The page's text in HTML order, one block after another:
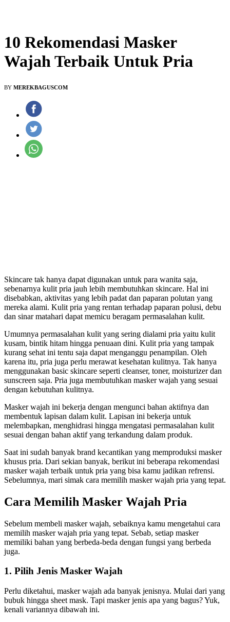
10 Rekomendasi Masker
Wajah Terbaik Untuk Pria
BY MEREKBAGUSCOM
Skincare tak hanya dapat digunakan untuk para wanita saja,
sebenarnya kulit pria jauh lebih membutuhkan skincare. Hal ini
disebabkan, aktivitas yang lebih padat dan paparan polutan yang
mereka alami. Kulit pria yang rentan terhadap paparan polusi, debu
dan sinar matahari dapat memicu beragam permasalahan kulit.
Umumnya permasalahan kulit yang sering dialami pria yaitu kulit
kusam, bintik hitam hingga penuaan dini. Kulit pria yang tampak
kurang sehat ini tentu saja dapat menganggu penampilan. Oleh
karena itu, pria juga perlu merawat kesehatan kulitnya. Tak hanya
menggunakan basic skincare seperti cleanser, toner, moisturizer dan
sunscreen saja. Pria juga membutuhkan masker wajah yang sesuai
dengan kebutuhan kulitnya.
Masker wajah ini bekerja dengan mengunci bahan aktifnya dan
membentuk lapisan dalam kulit. Lapisan ini bekerja untuk
melembapkan, menghidrasi hingga mengatasi permasalahan kulit
sesuai dengan bahan aktif yang terkandung dalam produk.
Saat ini sudah banyak brand kecantikan yang memproduksi masker
khusus pria. Dari sekian banyak, berikut ini beberapa rekomendasi
masker wajah terbaik untuk pria yang bisa kamu jadikan refrensi.
Sebelumnya, mari simak cara memilih masker wajah pria yang tepat.
Cara Memilih Masker Wajah Pria
Sebelum membeli masker wajah, sebaiknya kamu mengetahui cara
memilih masker wajah pria yang tepat. Sebab, setiap masker
memiliki bahan yang berbeda-beda dengan fungsi yang berbeda
juga.
1. Pilih Jenis Masker Wajah
Perlu diketahui, masker wajah ada banyak jenisnya. Mulai dari yang
bubuk hingga sheet mask. Tapi masker jenis apa yang bagus? Yuk,
kenali variannya dibawah ini.